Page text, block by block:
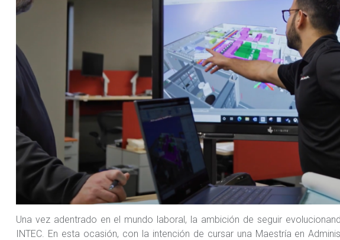
Una vez adentrado en el mundo laboral, la ambición de seguir
INTEC. En esta ocasión, con la intención de cursar una Maestría en